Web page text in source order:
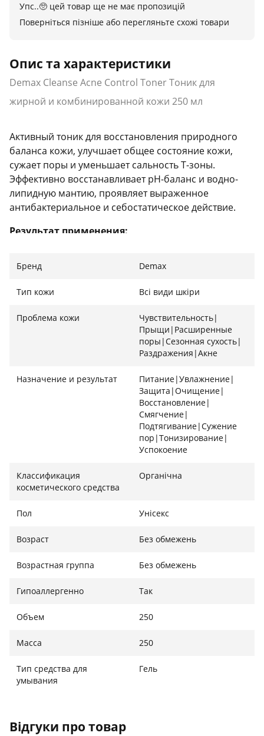
Упс..🥺 цей товар ще не має пропозицій
Поверніться пізніше або перегляньте схожі товари
Опис та характеристики
Demax Cleanse Acne Control Toner Тоник для
жирной и комбинированной кожи 250 мл
Активный тоник для восстановления природного
баланса кожи, улучшает общее состояние кожи,
сужает поры и уменьшает сальность Т-зоны.
Эффективно восстанавливает рН-баланс и водно-
липидную мантию, проявляет выраженное
антибактериальное и себостатическое действие.
Результат применения:
уменьшает сальность Т-зоны. Эффективно
мантию, проявляет выраженное антибактериальное
Азелаиновая и салициловая кислоты, экстракты
дерева, витамин С.
Нанести небольшое количество тоника на ватный
диск, обработать лицо, шею и зону декольте. Не
Форма выпуска:
Флакон 250 мл
целях, точный состав и применение средства
читайте на упаковке.
Бренд Demax
Тип кожи Всі види шкіри
Проблема кожи
Чувствительность|
Прыщи|Расширенные
поры|Сезонная сухость|
Раздражения|Акне
Назначение и результат
Питание|Увлажнение|
Защита|Очищение|
Восстановление|
Смягчение|
Подтягивание|Сужение
пор|Тонизирование|
Успокоение
Классификация
косметического средства
Органічна
Пол Унісекс
Возраст Без обмежень
Возрастная группа Без обмежень
Гипоаллергенно Так
Объем 250
Масса 250
Тип средства для
умывания
Гель
Відгуки про товар